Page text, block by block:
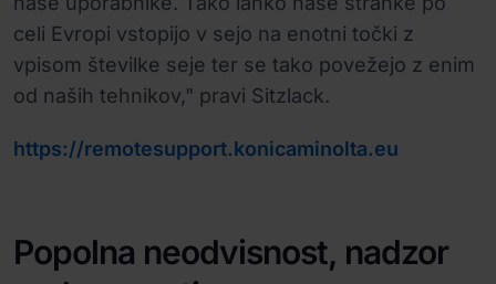
celi Evropi vstopijo v sejo na enotni točki z
vpisom številke seje ter se tako povežejo z enim
od naših tehnikov," pravi Sitzlack.
https://remotesupport.konicaminolta.eu
Popolna neodvisnost, nadzor